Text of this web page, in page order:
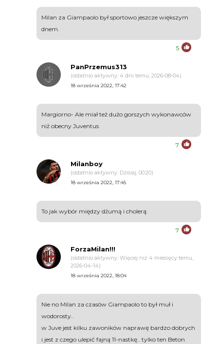
Milan za Giampaolo był sportowo jeszcze większym
dnem.
5
PanPrzemus313
(ostatnio aktywny: 4 dni temu, 2026-08-04)
18 września 2022, 17:42
Margiorno- Ale miał też dużo gorszych wykonawców
niż obecny Juventus
7
Milanboy
(ostatnio aktywny: Dzisiaj, 00:20)
18 września 2022, 17:45
To jak wybór między dżumą i cholerą.
7
ForzaMilan!!!
(ostatnio aktywny: Więcej niż 4 miesięcy temu,
2026-04-14)
18 września 2022, 18:04
Nie no Milan za czasów Giampaolo to był muł i
wodorosty..
w Juve jest kilku zawoników naprawę bardzo dobrych
i jest z czego ulepić fajną 11-nastkę.. tylko ten Beton